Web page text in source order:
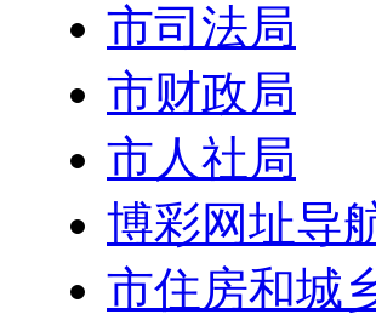
市司法局
市财政局
市人社局
博彩网址导
市住房和城